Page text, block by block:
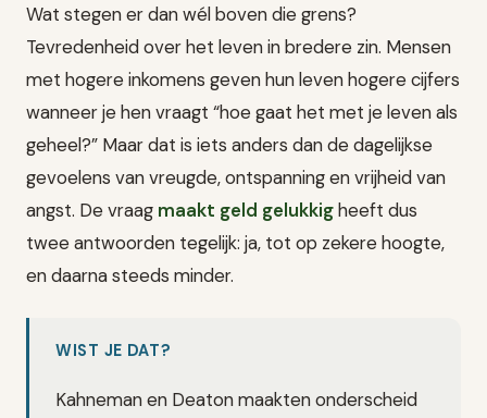
Wat stegen er dan wél boven die grens?
Tevredenheid over het leven in bredere zin. Mensen
met hogere inkomens geven hun leven hogere cijfers
wanneer je hen vraagt “hoe gaat het met je leven als
geheel?” Maar dat is iets anders dan de dagelijkse
gevoelens van vreugde, ontspanning en vrijheid van
angst. De vraag maakt geld gelukkigheeft dus
twee antwoorden tegelijk: ja, tot op zekere hoogte,
en daarna steeds minder.
WIST JE DAT?
Kahneman en Deaton maakten onderscheid